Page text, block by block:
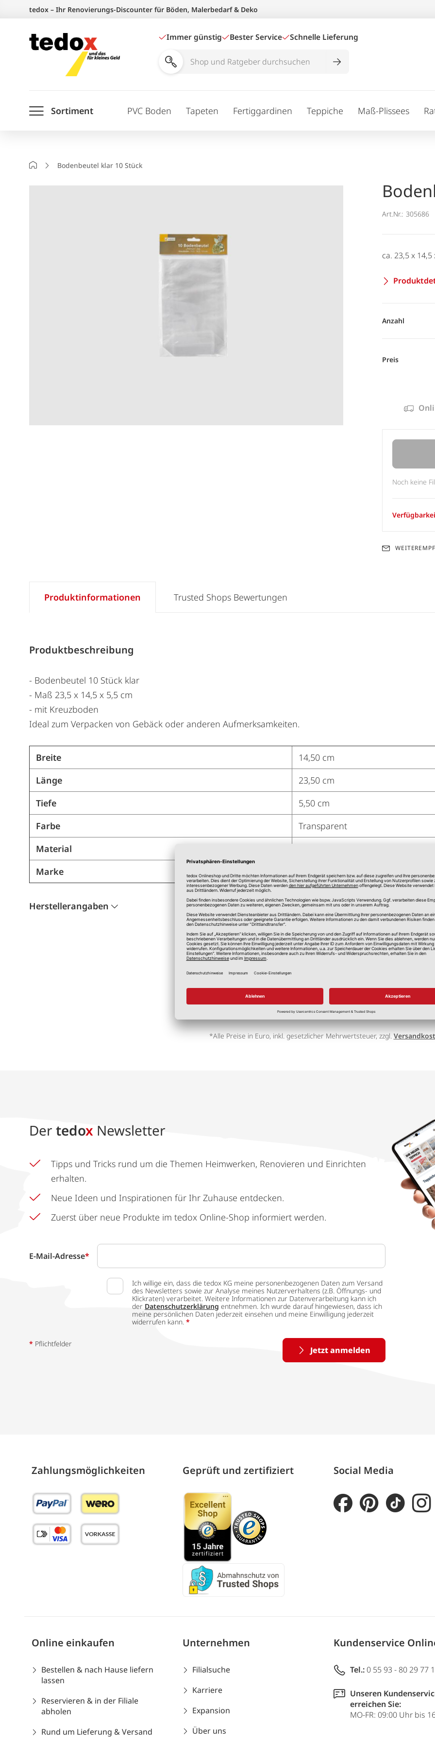
springen
tedox – Ihr Renovierungs-Discounter für Böden, Malerbedarf & Deko
Immer günstig Bester Service Schnelle Lieferung
Shop
durchsuchen
Sortiment PVC Boden Tapeten Fertiggardinen Teppiche Maß-Plissees
StartseiteBodenbeutel klar 10 Stück
Art.Nr.: 305686
ca. 23,5 x 14,5
Anzahl
Preis
Noch keine
Produktinformationen
Produktbeschreibung
- Bodenbeutel 10 Stück klar
- Maß 23,5 x 14,5 x 5,5 cm
- mit Kreuzboden
Ideal zum Verpacken von Gebäck oder anderen Aufmerksamkeiten.
Breite
14,50 cm
Länge
23,50 cm
Tiefe
5,50 cm
Farbe
Transparent
Material
Marke
HEKU
Herstellerangaben
Trusted Shops Bewertungen
*Alle Preise in Euro, inkl. gesetzlicher Mehrwertsteuer, zzgl.
Der tedox Newsletter
Tipps und Tricks rund um die Themen Heimwerken, Renovieren und Einrichten
erhalten.
Neue Ideen und Inspirationen für Ihr Zuhause entdecken.
Zuerst über neue Produkte im tedox Online-Shop informiert werden.
E-Mail-Adresse*
Ich willige ein, dass die tedox KG meine personenbezogenen Daten zum Versand
des Newsletters sowie zur Analyse meines Nutzerverhaltens (z.B. Öffnungs- und
Klickraten) verarbeitet. Weitere Informationen zur Datenverarbeitung kann ich
der Datenschutzerklärung entnehmen. Ich wurde darauf hingewiesen, dass ich
meine persönlichen Daten jederzeit einsehen und meine Einwilligung jederzeit
widerrufen kann. *
Jetzt anmelden
* Pflichtfelder
Zahlungs­möglich­keiten Geprüft und zertifiziert Social Media
Online einkaufen
Bestellen & nach Hause liefern
lassen
Reservieren & in der Filiale
abholen
Rund um Lieferung & Versand
Unternehmen
Filialsuche
Karriere
Expansion
Über uns
Kundenservice
Tel.: 0 55 93 - 80 29 77
Unseren
erreichen Sie:
MO-FR: 09:00 Uhr bis